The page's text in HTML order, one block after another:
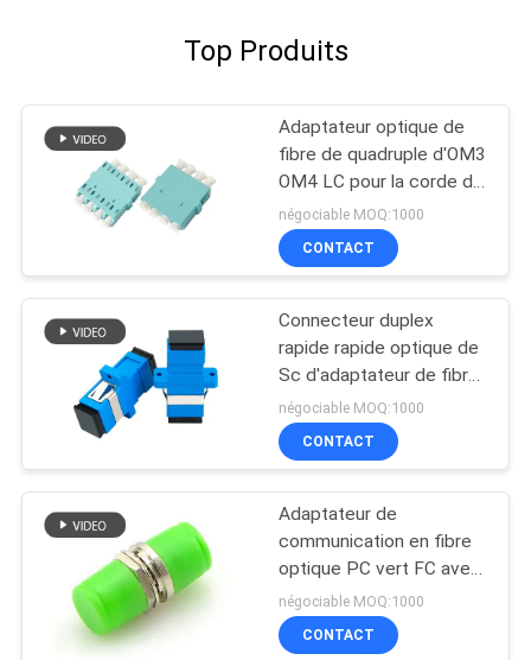
Top Produits
Adaptateur optique de
fibre de quadruple d'OM3
OM4 LC pour la corde de
correction de fibre,
bleu/beige/Aqua
négociable MOQ:1000
CONTACT
Connecteur duplex
rapide rapide optique de
Sc d'adaptateur de fibre
d'ODM d'OEM de mode
unitaire
négociable MOQ:1000
CONTACT
Adaptateur de
communication en fibre
optique PC vert FC avec
boîtier métallique
d'obturateur
négociable MOQ:1000
CONTACT